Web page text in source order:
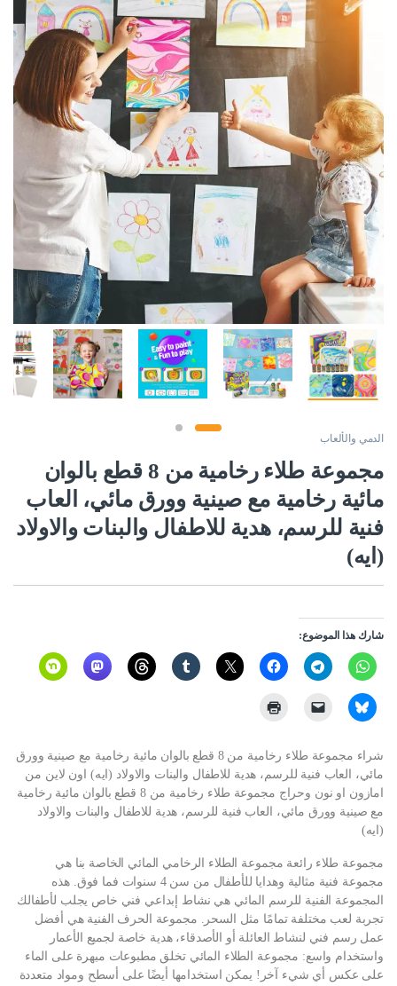
الدمي والألعاب
مجموعة طلاء رخامية من 8 قطع بالوان
مائية رخامية مع صينية وورق مائي، العاب
فنية للرسم، هدية للاطفال والبنات والاولاد
(ايه)
شارك هذا الموضوع:
شراء مجموعة طلاء رخامية من 8 قطع بالوان مائية رخامية مع صينية وورق
مائي، العاب فنية للرسم، هدية للاطفال والبنات والاولاد (ايه) اون لاين من
امازون او نون وحراج مجموعة طلاء رخامية من 8 قطع بالوان مائية رخامية
مع صينية وورق مائي، العاب فنية للرسم، هدية للاطفال والبنات والاولاد
(ايه)
مجموعة طلاء رائعة مجموعة الطلاء الرخامي المائي الخاصة بنا هي
مجموعة فنية مثالية وهدايا للأطفال من سن 4 سنوات فما فوق. هذه
المجموعة الفنية للرسم المائي هي نشاط إبداعي فني خاص يجلب لأطفالك
تجربة لعب مختلفة تمامًا مثل السحر. مجموعة الحرف الفنية هي أفضل
عمل رسم فني لنشاط العائلة أو الأصدقاء، هدية خاصة لجميع الأعمار
واستخدام واسع: مجموعة الطلاء المائي تخلق مطبوعات مبهرة على الماء
على عكس أي شيء آخر! يمكن استخدامها أيضًا على أسطح ومواد متعددة